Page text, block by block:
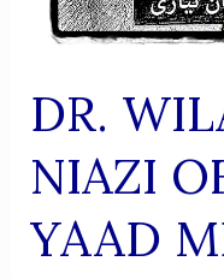
DR.
NIAZI
YAAD